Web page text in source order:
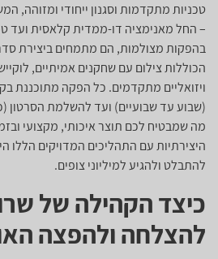
טכניות מתקדמות וסגנון ייחודי ומזוהה,
– החל מאנימציה דו-ממדית קלאסית ועד
בהפקות מצולמות, הם מתמחים ביצירת
הכוללות צילום עם שחקנים אמיתיים,
ויזואליים מתקדמים. כל הפקה מתוכננת
מה שמבטיח לכם תוצר איכותי, מקצועי
היצירתיות עם התהליכים המדויקים
להתבלט ולהגיע למיליוני צופים.
כיצד הקהילה של
להצלחה ולהפצה